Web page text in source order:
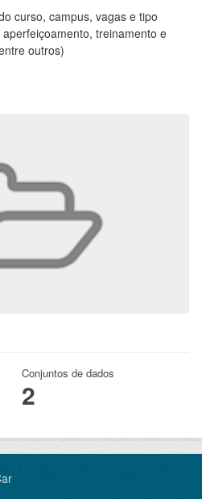
Conjuntos de dados
2
curso, campus, vagas e tipo
treinamento e
outros)